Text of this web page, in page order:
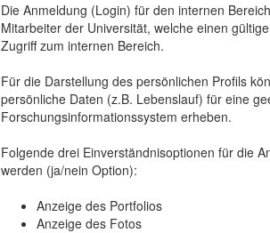
Die Anmeldung (Login) für den internen
Mitarbeiter der Universität, welche einen
Zugriff zum internen Bereich.
Für die Darstellung des persönlichen Profils
persönliche Daten (z.B. Lebenslauf) für eine
Forschungsinformationssystem erheben.
Folgende drei Einverständnisoptionen für die
werden (ja/nein Option):
Anzeige des Portfolios
Anzeige des Fotos